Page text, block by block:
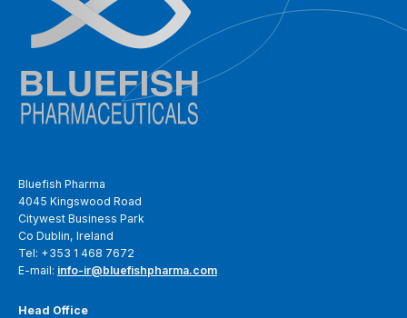
Bluefish Pharma
4045 Kingswood Road
Citywest Business Park
Co Dublin, Ireland
Tel: +353 1 468 7672
E-mail: info-ir@bluefishpharma.com
Head Office